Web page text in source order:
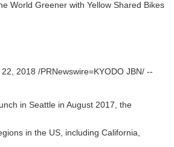
World Greener with Yellow Shared Bikes
2018 /PRNewswire=KYODO JBN/ --
in Seattle in August 2017, the
in the US, including California,